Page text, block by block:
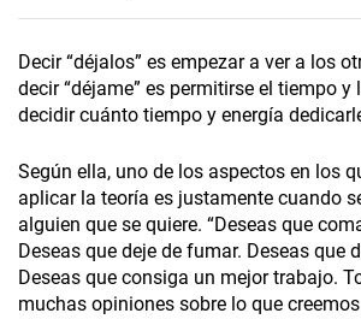
Decir “déjalos” es empezar a ver a los
decir “déjame” es permitirse el tiempo y
decidir cuánto tiempo y energía
Según ella, uno de los aspectos en los
aplicar la teoría es justamente cuando
alguien que se quiere. “Deseas que
Deseas que deje de fumar. Deseas que
Deseas que consiga un mejor trabajo.
muchas opiniones sobre lo que